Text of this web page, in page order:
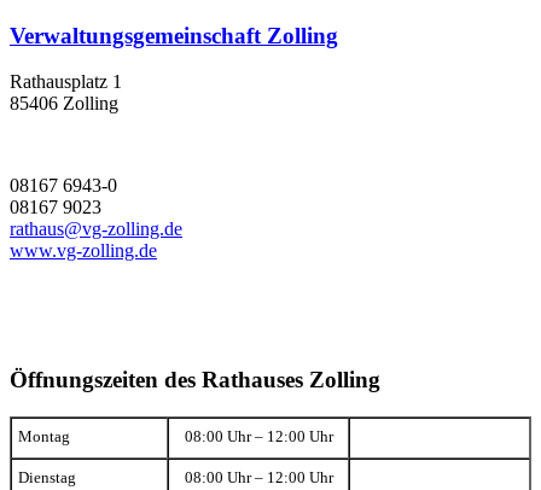
Verwaltungsgemeinschaft Zolling
Rathausplatz 1
85406 Zolling
08167 6943-0
08167 9023
rathaus@vg-zolling.de
www.vg-zolling.de
Öffnungszeiten des Rathauses Zolling
Montag 08:00 Uhr – 12:00 Uhr
Dienstag 08:00 Uhr – 12:00 Uhr